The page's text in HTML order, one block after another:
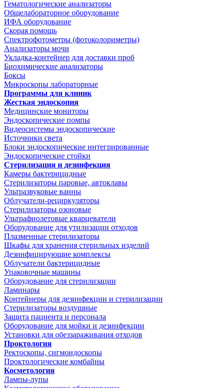
Гематологические анализаторы
Общелабораторное оборудование
ИФА оборудование
Скорая помощь
Спектрофотометры (фотоколориметры)
Анализаторы мочи
Укладка-контейнер для доставки проб
Биохимические анализаторы
Боксы
Микроскопы лабораторные
Программы для клиник
Жесткая эндоскопия
Медицинские мониторы
Эндоскопические помпы
Видеосистемы эндоскопические
Источники света
Блоки эндоскопические интегрированные
Эндоскопические стойки
Стерилизация и дезинфекция
Камеры бактерицидные
Стерилизаторы паровые, автоклавы
Ультразвуковые ванны
Облучатели-рециркуляторы
Стерилизаторы озоновые
Ультрафиолетовые кварцеватели
Оборудование для утилизации отходов
Плазменные стерилизаторы
Шкафы для хранения стерильных изделий
Дезинфицирующие комплексы
Облучатели бактерицидные
Упаковочные машины
Оборудование для стерилизации
Ламинары
Контейнеры для дезинфекции и стерилизации
Стерилизаторы воздушные
Защита пациента и персонала
Оборудование для мойки и дезинфекции
Установки для обеззараживания отходов
Проктология
Ректоскопы, сигмоидоскопы
Проктологические комбайны
Косметология
Лампы-лупы